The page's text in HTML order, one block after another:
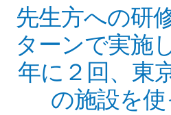
先生方への研
ターンで実施
年に２回、東
の施設を